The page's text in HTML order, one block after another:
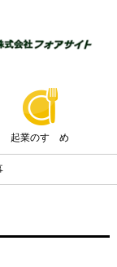
起業のすゝめ